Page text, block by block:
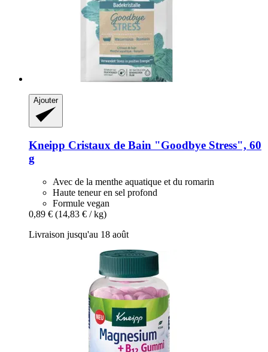
Ajouter
Kneipp Cristaux de Bain "Goodbye Stress", 60
g
Avec de la menthe aquatique et du romarin
Haute teneur en sel profond
Formule vegan
0,89 € (14,83 € / kg)
Livraison jusqu'au 18 août